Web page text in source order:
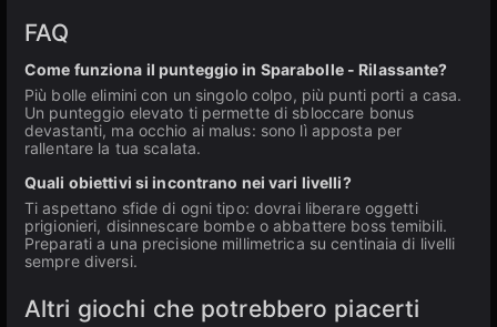
FAQ
Come funziona il punteggio in Sparabolle - Rilassante?
Più bolle elimini con un singolo colpo, più punti porti a casa.
Un punteggio elevato ti permette di sbloccare bonus
devastanti, ma occhio ai malus: sono lì apposta per
rallentare la tua scalata.
Quali obiettivi si incontrano nei vari livelli?
Ti aspettano sfide di ogni tipo: dovrai liberare oggetti
prigionieri, disinnescare bombe o abbattere boss temibili.
Preparati a una precisione millimetrica su centinaia di livelli
sempre diversi.
Altri giochi che potrebbero piacerti